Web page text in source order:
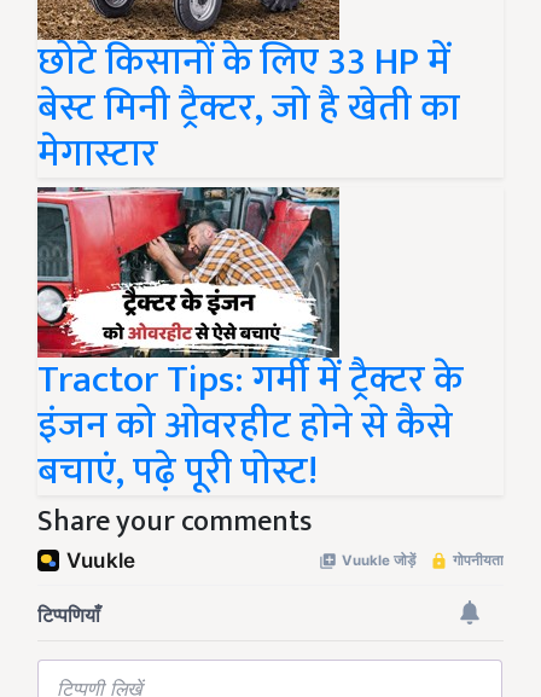
छोटे किसानों के लिए 33 HP में
बेस्ट मिनी ट्रैक्टर, जो है खेती का
मेगास्टार
Tractor Tips: गर्मी में ट्रैक्टर के
इंजन को ओवरहीट होने से कैसे
बचाएं, पढ़े पूरी पोस्ट!
Share your comments